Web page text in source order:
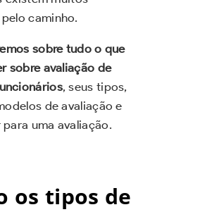
caminho.
sobre tudo o que
sobre avaliação de
, seus tipos,
de avaliação e
uma avaliação.
os tipos de